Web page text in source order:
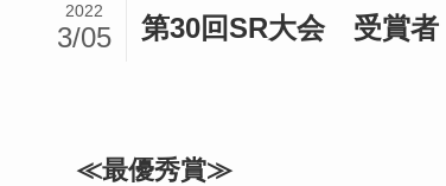
第30回SR大会 受賞者
2022
3/05
≪最優秀賞≫